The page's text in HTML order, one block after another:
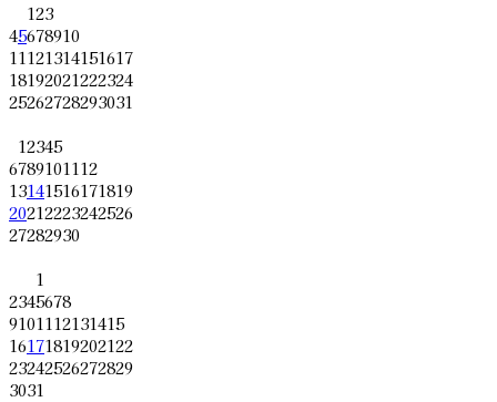
123
45678910
11121314151617
18192021222324
25262728293031
12345
6789101112
13141516171819
20212223242526
27282930
1
2345678
9101112131415
16171819202122
23242526272829
3031